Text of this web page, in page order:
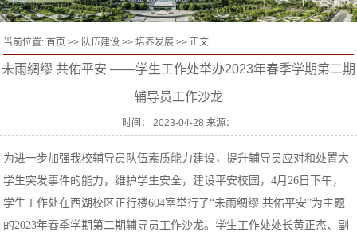
当前位置:首页 >> 队伍建设 >>培养发展 >> 正文
未雨绸缪 共佑平安 ——学生工作处举办2023年春季学期第二期
辅导员工作沙龙
时间： 2023-04-28 来源：
为进一步加强我校辅导员队伍素质能力建设，提升辅导员应对和处置大
学生突发事件的能力，维护学生安全，建设平安校园，4月26日下午，
学生工作处在西湖校区正行楼604室举行了“未雨绸缪 共佑平安”为主题
的2023年春季学期第二期辅导员工作沙龙。学生工作处处长黄正杰、副